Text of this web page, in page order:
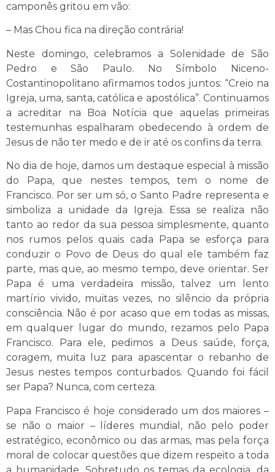
camponês gritou em vão:
– Mas Chou fica na direção contrária!
Neste domingo, celebramos a Solenidade de São
Pedro e São Paulo. No Símbolo Niceno-
Costantinopolitano afirmamos todos juntos: “Creio na
Igreja, uma, santa, católica e apostólica”. Continuamos
a acreditar na Boa Notícia que aquelas primeiras
testemunhas espalharam obedecendo à ordem de
Jesus de não ter medo e de ir até os confins da terra.
No dia de hoje, damos um destaque especial à missão
do Papa, que nestes tempos, tem o nome de
Francisco. Por ser um só, o Santo Padre representa e
simboliza a unidade da Igreja. Essa se realiza não
tanto ao redor da sua pessoa simplesmente, quanto
nos rumos pelos quais cada Papa se esforça para
conduzir o Povo de Deus do qual ele também faz
parte, mas que, ao mesmo tempo, deve orientar. Ser
Papa é uma verdadeira missão, talvez um lento
martírio vivido, muitas vezes, no silêncio da própria
consciência. Não é por acaso que em todas as missas,
em qualquer lugar do mundo, rezamos pelo Papa
Francisco. Para ele, pedimos a Deus saúde, força,
coragem, muita luz para apascentar o rebanho de
Jesus nestes tempos conturbados. Quando foi fácil
ser Papa? Nunca, com certeza.
Papa Francisco é hoje considerado um dos maiores –
se não o maior – líderes mundial, não pelo poder
estratégico, econômico ou das armas, mas pela força
moral de colocar questões que dizem respeito a toda
a humanidade. Sobretudo os temas da ecologia, da